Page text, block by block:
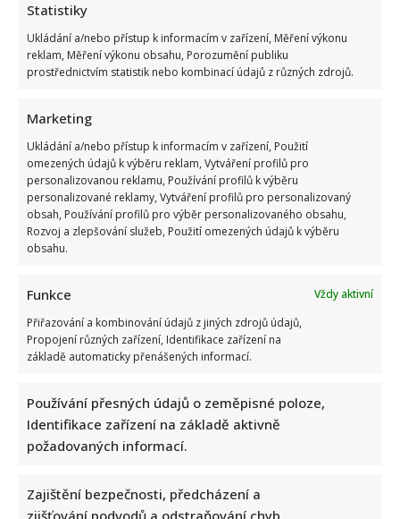
Statistiky
Ukládání a/nebo přístup k informacím v zařízení, Měření výkonu
reklam, Měření výkonu obsahu, Porozumění publiku
prostřednictvím statistik nebo kombinací údajů z různých zdrojů.
Marketing
Ukládání a/nebo přístup k informacím v zařízení, Použití
omezených údajů k výběru reklam, Vytváření profilů pro
personalizovanou reklamu, Používání profilů k výběru
personalizované reklamy, Vytváření profilů pro personalizovaný
obsah, Používání profilů pro výběr personalizovaného obsahu,
Rozvoj a zlepšování služeb, Použití omezených údajů k výběru
obsahu.
Funkce
Vždy aktivní
Přiřazování a kombinování údajů z jiných zdrojů údajů,
Propojení různých zařízení, Identifikace zařízení na
základě automaticky přenášených informací.
Používání přesných údajů o zeměpisné poloze,
Identifikace zařízení na základě aktivně
požadovaných informací.
Zajištění bezpečnosti, předcházení a
zjišťování podvodů a odstraňování chyb,
Marek Ztracený zrušil velkolepé finále svého koncertu na
Letné
Test znalostí o československých pohádkách: Bez chyby
projde málokdo, pamětníci by ale měli dát alespoň 8/10